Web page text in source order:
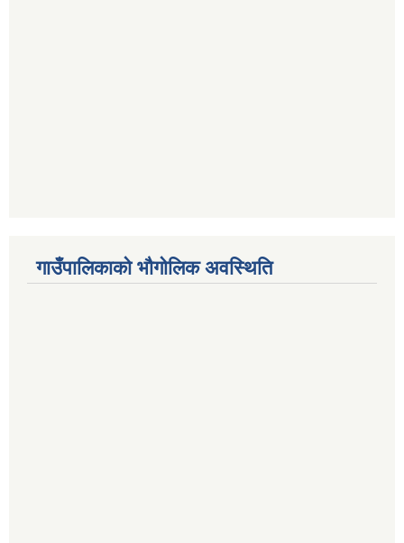
गाउँपालिकाको भौगोलिक अवस्थिति